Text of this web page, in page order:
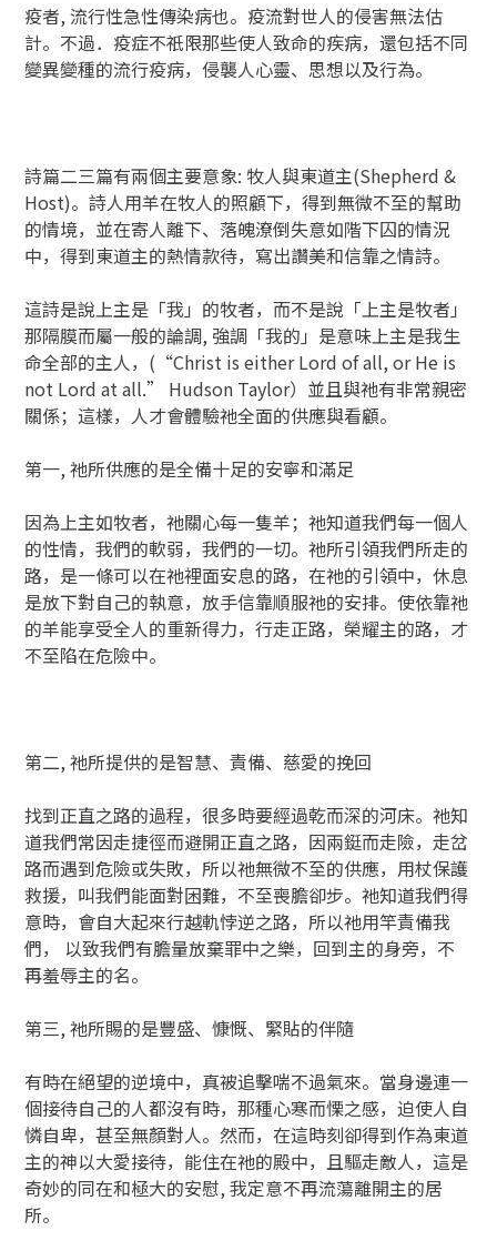
疫者, 流行性急性傳染病也。疫流對世人的侵害無法估
計。不過．疫症不祇限那些使人致命的疾病，還包括不同
變異變種的流行疫病，侵襲人心靈、思想以及行為。
詩篇二三篇有兩個主要意象: 牧人與東道主(Shepherd &
Host)。詩人用羊在牧人的照顧下，得到無微不至的幫助
的情境，並在寄人離下、落魄潦倒失意如階下囚的情況
中，得到東道主的熱情款待，寫出讚美和信靠之情詩。
這詩是說上主是「我」的牧者，而不是說「上主是牧者」
那隔膜而屬一般的論調, 強調「我的」是意味上主是我生
命全部的主人，(“Christ is either Lord of all, or He is
not Lord at all.” Hudson Taylor）並且與祂有非常親密
關係；這樣，人才會體驗祂全面的供應與看顧。
第一, 祂所供應的是全備十足的安寧和滿足
因為上主如牧者，祂關心每一隻羊；祂知道我們每一個人
的性情，我們的軟弱，我們的一切。祂所引領我們所走的
路，是一條可以在祂裡面安息的路，在祂的引領中，休息
是放下對自己的執意，放手信靠順服祂的安排。使依靠祂
的羊能享受全人的重新得力，行走正路，榮耀主的路，才
不至陷在危險中。
第二, 祂所提供的是智慧、責備、慈愛的挽回
找到正直之路的過程，很多時要經過乾而深的河床。祂知
道我們常因走捷徑而避開正直之路，因兩鋌而走險，走岔
路而遇到危險或失敗，所以祂無微不至的供應，用杖保護
救援，叫我們能面對困難，不至喪膽卻步。祂知道我們得
意時，會自大起來行越軌悖逆之路，所以祂用竿責備我
們， 以致我們有膽量放棄罪中之樂，回到主的身旁，不
再羞辱主的名。
第三, 祂所賜的是豐盛、慷慨、緊貼的伴隨
有時在絕望的逆境中，真被追擊喘不過氣來。當身邊連一
個接待自己的人都沒有時，那種心寒而慄之感，迫使人自
憐自卑，甚至無顏對人。然而，在這時刻卻得到作為東道
主的神以大愛接待，能住在祂的殿中，且驅走敵人，這是
奇妙的同在和極大的安慰, 我定意不再流蕩離開主的居
所。